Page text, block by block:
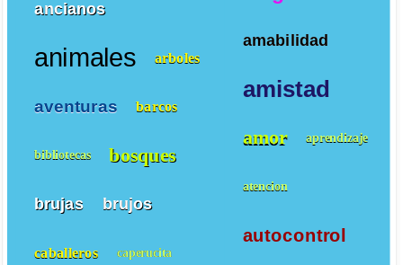
amabilidad
amistad
amor aprendizaje
atencion
autocontrol
ancianos
animales arboles
aventuras barcos
bibliotecas bosques
brujas brujos
caballeros caperucita